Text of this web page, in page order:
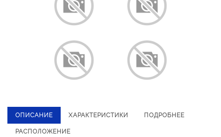
ОПИСАНИЕ ХАРАКТЕРИСТИКИ ПОДРОБНЕЕ
РАСПОЛОЖЕНИЕ